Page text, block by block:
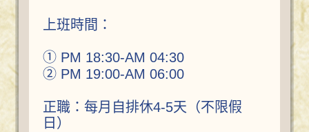
上班時間：
① PM 18:30-AM 04:30
② PM 19:00-AM 06:00
正職：每月自排休4-5天（不限假
日）